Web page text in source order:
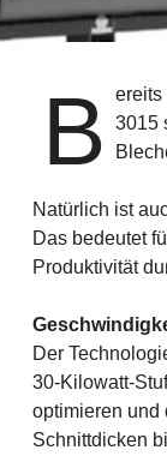
B
ereits
3015
Natürlich ist
Das bedeutet
Produktivität
Der
30-Kilowatt-
optimieren und
Schnittdicken